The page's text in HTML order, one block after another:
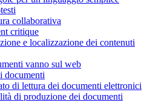
collaborativa
critique
e localizzazione dei contenuti
vanno sul web
documenti
di lettura dei documenti elettronici
di produzione dei documenti